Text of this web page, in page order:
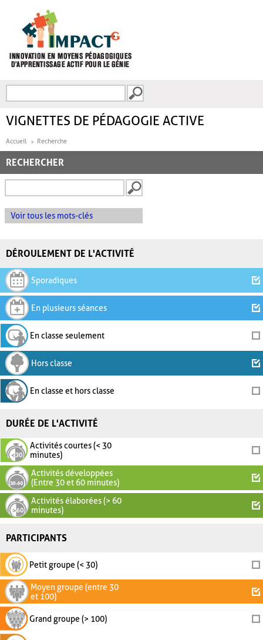
FORMULAIRE DE
VIGNETTES DE PÉDAGOGIE ACTIVE
Accueil Recherche
RECHERCHER
Voir tous les mots-clés
DÉROULEMENT DE L'ACTIVITÉ
Sporadiques
En plusieurs séances
En classe seulement
Hors classe
En classe et hors classe
DURÉE DE L'ACTIVITÉ
Activités courtes (< 30
minutes)
Activités développées
(Entre 30 et 60 minutes)
Activités élaborées (> 60
minutes)
PARTICIPANTS
Petit groupe (< 30)
Moyen groupe (entre 30
et 100)
Grand groupe (> 100)